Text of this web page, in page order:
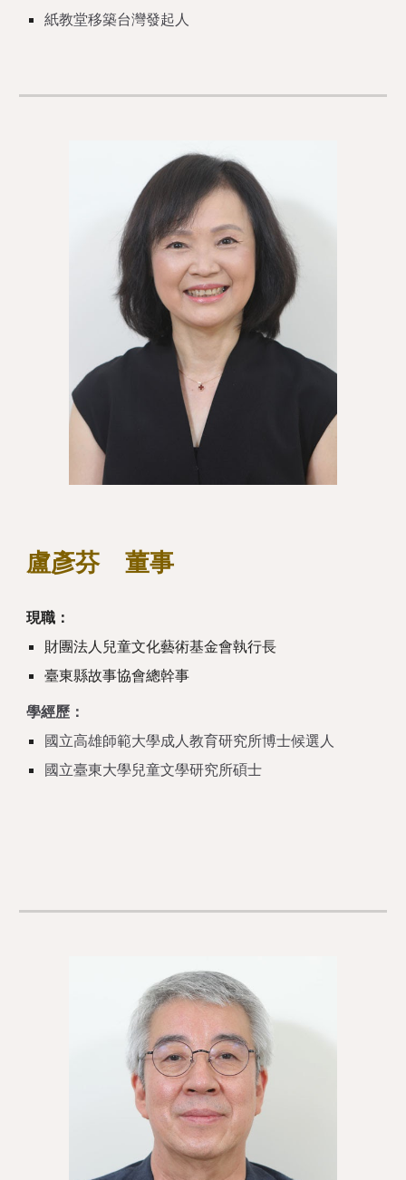
紙教堂移築台灣發起人
盧彥芬董事
現職：
財團法人兒童文化藝術基金會執行長
臺東縣故事協會總幹事
學經歷：
國立高雄師範大學成人教育研究所博士候選人
國立臺東大學兒童文學研究所碩士